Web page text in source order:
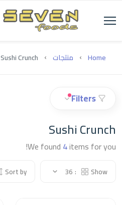
Home منتجات Sushi Crunch
Filters
Sushi Crunch
We found 4items for you!
Show:
36
Sort by: